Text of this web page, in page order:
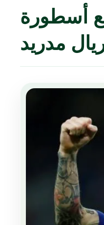
أسطورة
مدريد